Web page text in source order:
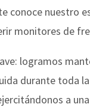
conoce nuestro
monitores de
logramos
durante toda
a